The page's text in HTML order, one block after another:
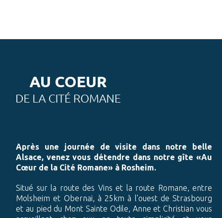
Après une journée de visite dans notre belle
Alsace, venez vous détendre dans notre gîte «Au
Cœur de la Cité Romane» à Rosheim.
Situé sur la route des Vins et la route Romane, entre
Molsheim et Obernai, à 25km à l’ouest de Strasbourg
et au pied du Mont Sainte Odile, Anne et Christian vous